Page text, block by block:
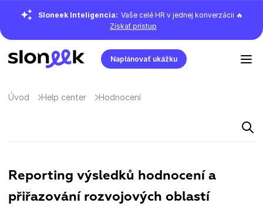
Sloneek Inteligencia: Vaše celé HR v jednej konverzácii 🔥
Získať prístup
Naplánovať ukážku
Úvod Help center Hodnocení
Reporting výsledků hodnocení a
přiřazování rozvojových oblastí